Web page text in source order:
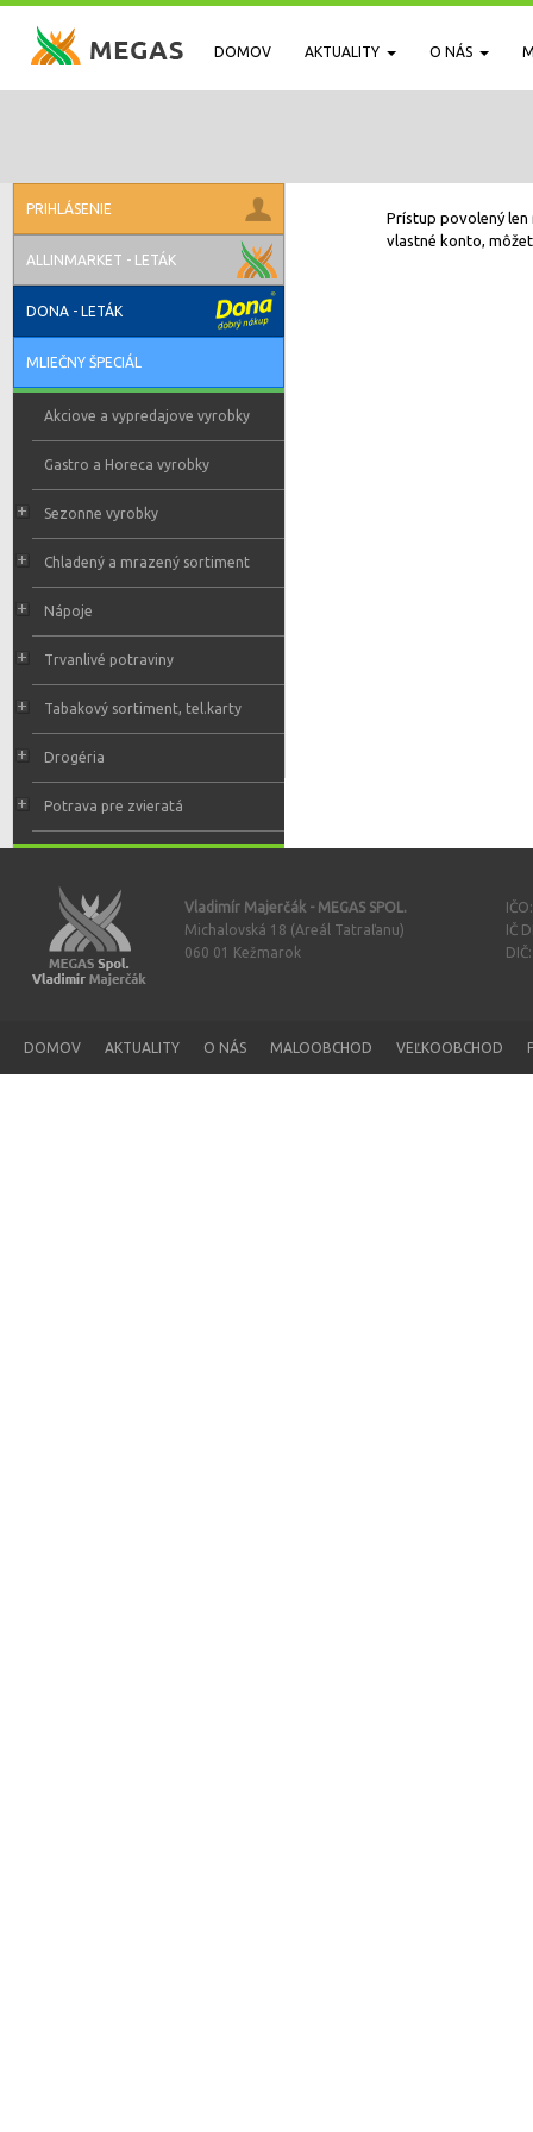
DOMOV AKTUALITY O NÁS
PRIHLÁSENIE
ALLINMARKET - LETÁK
DONA - LETÁK
MLIEČNY ŠPECIÁL
Akciove a vypredajove vyrobky
Gastro a Horeca vyrobky
Sezonne vyrobky
Chladený a mrazený sortiment
Nápoje
Trvanlivé potraviny
Tabakový sortiment, tel.karty
Drogéria
Potrava pre zvieratá
Prístup povolený len
vlastné konto,
Vladimír Majerčák - MEGAS SPOL.
Michalovská 18 (Areál Tatraľanu)
060 01 Kežmarok
IČ
DOMOV AKTUALITY O NÁS MALOOBCHOD VEĽKOOBCHOD